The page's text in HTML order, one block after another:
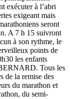
exécuter à l’abri
exigeant mais
seront
A 7 h 15 suivront
à son rythme, le
points de
les enfants
Tous les
de la remise des
du marathon et
du semi-